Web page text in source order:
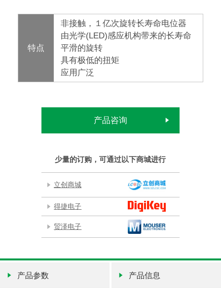
特点
非接触，１亿次旋转长寿命电位器
由光学(LED)感应机构带来的长寿命
平滑的旋转
具有极低的扭矩
应用广泛
产品咨询
少量的订购，可通过以下商城进行
立创商城
得捷电子
贸泽电子
产品参数 产品信息